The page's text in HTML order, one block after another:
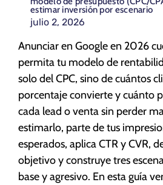
Anunciar en Google en 2026
permita tu modelo de
solo del CPC, sino de cuántos
porcentaje convierte y cuánto
cada lead o venta sin perder
estimarlo, parte de tus
esperados, aplica CTR y CVR,
objetivo y construye tres
base y agresivo. En esta guía
estimar inversión por escenario
julio 2, 2026